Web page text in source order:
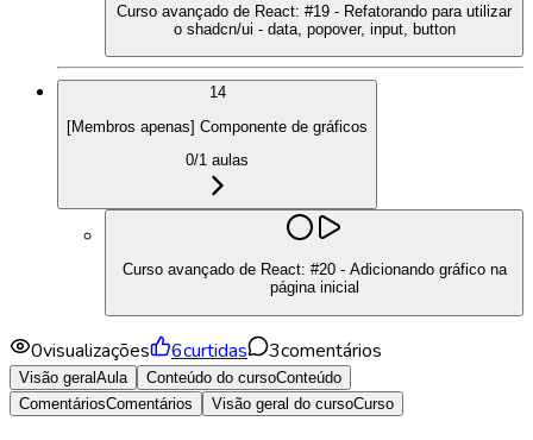
Curso avançado de React: #19 - Refatorando para utilizar
o shadcn/ui - data, popover, input, button
14
[Membros apenas] Componente de gráficos
0/1 aulas
Curso avançado de React: #20 - Adicionando gráfico na
página inicial
0visualizações 6curtidas 3comentários
Visão geralAula Conteúdo do cursoConteúdo
ComentáriosComentários Visão geral do cursoCurso